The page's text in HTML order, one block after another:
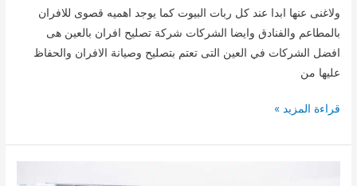
ولاغنى عنها ابدا عند كل ربات البيوت كما يوجد اهميه قصوى للافران
بالمطاعم والفنادق وايضا الشركات شركة تصليح افران بالعين هى
افضل الشركات في العين التى تعتم بتصليح وصيانة الافران والحفاظ
عليها من
تصليح
بالعين
قراءة المزيد »